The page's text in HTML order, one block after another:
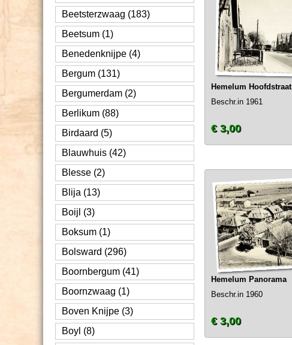
Beetsterzwaag (183)
Beetsum (1)
Benedenknijpe (4)
Bergum (131)
Bergumerdam (2)
Berlikum (88)
Birdaard (5)
Blauwhuis (42)
Blesse (2)
Blija (13)
Boijl (3)
Boksum (1)
Bolsward (296)
Boornbergum (41)
Boornzwaag (1)
Boven Knijpe (3)
Boyl (8)
Hemelum Hoofdstraat
Beschr.in 1961
€ 3,00
Hemelum Panorama
Beschr.in 1960
€ 3,00